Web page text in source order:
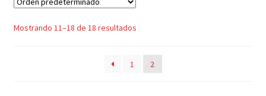
Mostrando 11–18 de 18 resultados
1 2